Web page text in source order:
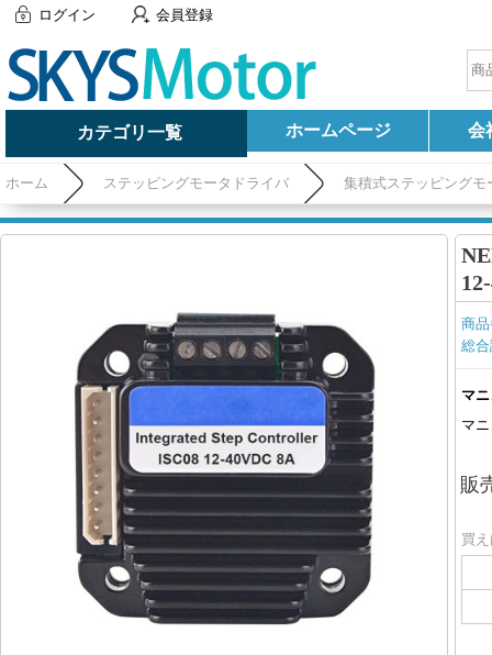
ログイン 会員登録
カテゴリ一覧 ホームページ 会
ホーム ステッピングモータドライバ 集積式ステッピングモ
商
総
マ
マ
販
買